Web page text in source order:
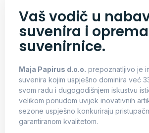
Vaš vodič u
suvenira i
suvenirnice.
Maja Papirus d.o.o. prepoznatljivo je
suvenira kojim uspješno dominira već
svom radu i dugogodišnjem iskustvu
velikom ponudom uvijek inovativnih
sezone uspješno konkuriraju
garantiranom kvalitetom.